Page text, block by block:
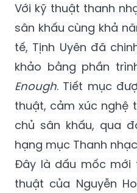
Với kỹ thuật thanh
sân khấu cùng khả
tế, Tịnh Uyên đã
khảo bằng phần
Enough. Tiết mục
thuật, cảm xúc nghệ
chủ sân khấu, qua
hạng mục Thanh
Đây là dấu mốc mới
thuật của Nguyễn